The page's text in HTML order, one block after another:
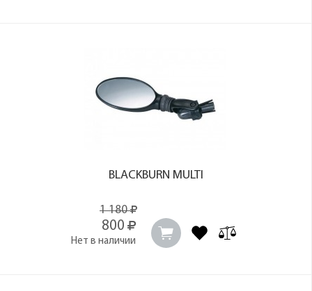
BLACKBURN MULTI
1 180
800
Нет в наличии